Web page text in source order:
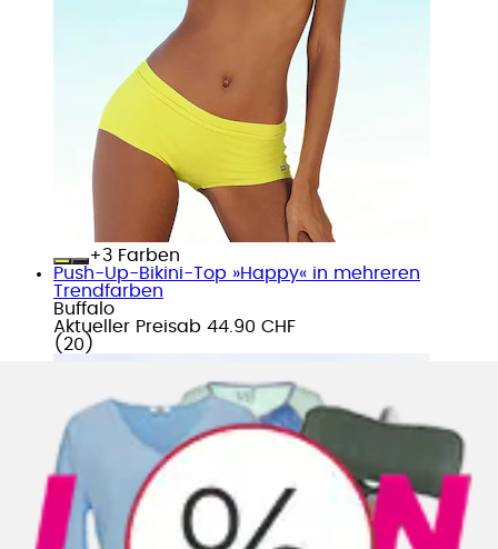
+
Farben
Push-Up-Bikini-Top »Happy« in mehreren
Trendfarben
Buffalo
Aktueller Preisab 44.90 CHF
( 20 )